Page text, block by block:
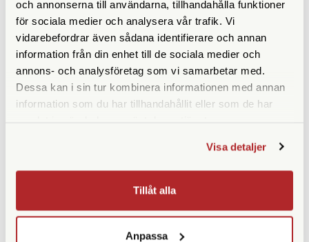
och annonserna till användarna, tillhandahålla funktioner
för sociala medier och analysera vår trafik. Vi
vidarebefordrar även sådana identifierare och annan
information från din enhet till de sociala medier och
annons- och analysföretag som vi samarbetar med.
Dessa kan i sin tur kombinera informationen med annan
information som du har tillhandahållit eller som de har
Visa detaljer
Tillåt alla
Anpassa
Finns i lager
(31085)
Finns i lager
195 SEK